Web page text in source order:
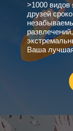
>1000 видов
друзей
Ваша